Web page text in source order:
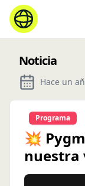
Noticia
Hace un
Programa
💥
nuestra